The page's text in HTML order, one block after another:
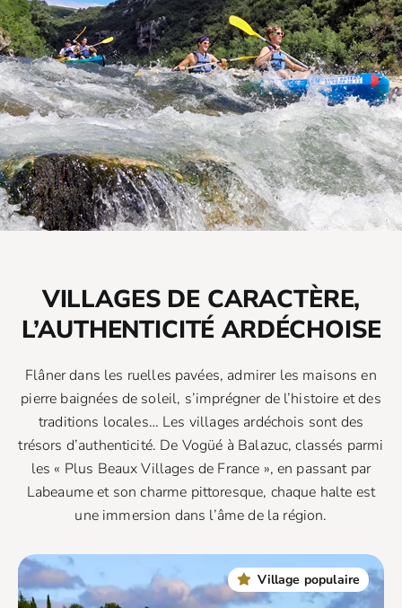
VILLAGES DE CARACTÈRE,
L’AUTHENTICITÉ ARDÉCHOISE
Flâner dans les ruelles pavées, admirer les maisons en
pierre baignées de soleil, s’imprégner de l’histoire et des
traditions locales… Les villages ardéchois sont des
trésors d’authenticité. De Vogüé à Balazuc, classés parmi
les « Plus Beaux Villages de France », en passant par
Labeaume et son charme pittoresque, chaque halte est
une immersion dans l’âme de la région.
Village populaire